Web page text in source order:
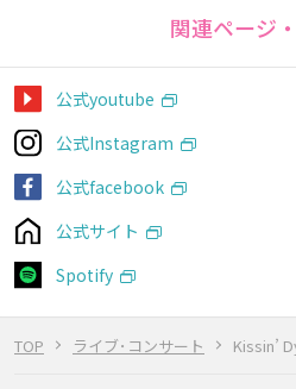
TOP ライブ･コンサート Kissin’
関連ページ
公式youtube
公式Instagram
公式facebook
公式サイト
Spotify